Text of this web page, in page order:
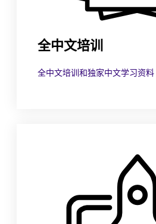
全中文培训
全中文培训和独家中文学习资料